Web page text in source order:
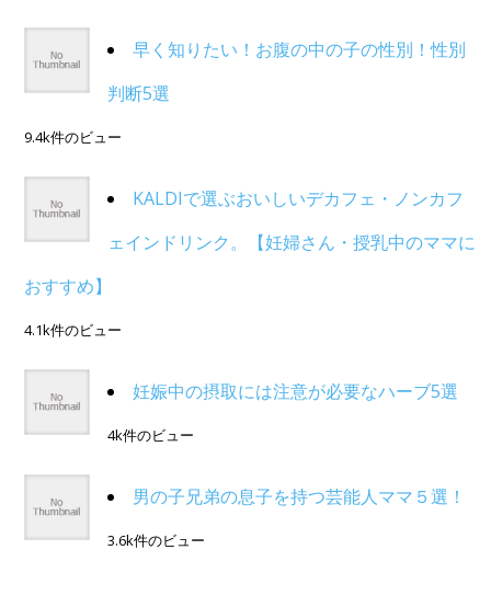
早く知りたい！お腹の中の子の性別！性別
判断5選
9.4k件のビュー
KALDIで選ぶおいしいデカフェ・ノンカフ
ェインドリンク。【妊婦さん・授乳中のママに
おすすめ】
4.1k件のビュー
妊娠中の摂取には注意が必要なハーブ5選
4k件のビュー
男の子兄弟の息子を持つ芸能人ママ５選！
3.6k件のビュー